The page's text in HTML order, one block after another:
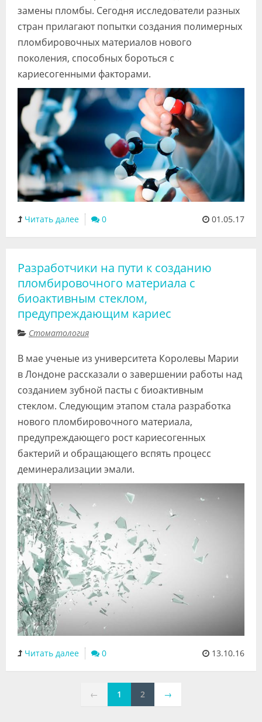
замены пломбы. Сегодня исследователи разных
стран прилагают попытки создания полимерных
пломбировочных материалов нового
поколения, способных бороться с
кариесогенными факторами.
Читать далее 0 01.05.17
Разработчики на пути к созданию
пломбировочного материала с
биоактивным стеклом,
предупреждающим кариес
Стоматология
В мае ученые из университета Королевы Марии
в Лондоне рассказали о завершении работы над
созданием зубной пасты с биоактивным
стеклом. Следующим этапом стала разработка
нового пломбировочного материала,
предупреждающего рост кариесогенных
бактерий и обращающего вспять процесс
деминерализации эмали.
Читать далее 0 13.10.16
← 1 2 →